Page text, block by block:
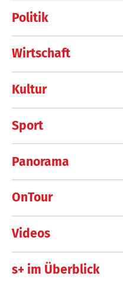
Politik
Wirtschaft
Kultur
Sport
Panorama
OnTour
Videos
s+ im Überblick